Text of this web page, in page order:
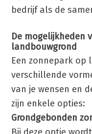
bedrijf als de
De mogelijkheden
landbouwgrond
Een zonnepark op
verschillende
van je wensen en
zijn enkele opties:
Grondgebonden